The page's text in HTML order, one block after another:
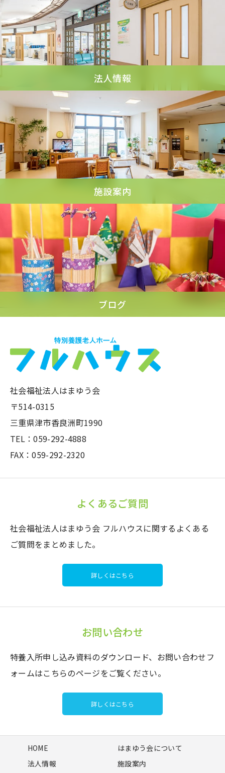
法人情報
施設案内
ブログ
社会福祉法人はまゆう会
〒514-0315
三重県津市香良洲町1990
TEL：059-292-4888
FAX：059-292-2320
よくあるご質問
社会福祉法人はまゆう会 フルハウスに関するよくある
ご質問をまとめました。
詳しくはこちら
お問い合わせ
特養入所申し込み資料のダウンロード、お問い合わせフ
ォームはこちらのページをご覧ください。
詳しくはこちら
HOME
はまゆう会について
法人情報
施設案内